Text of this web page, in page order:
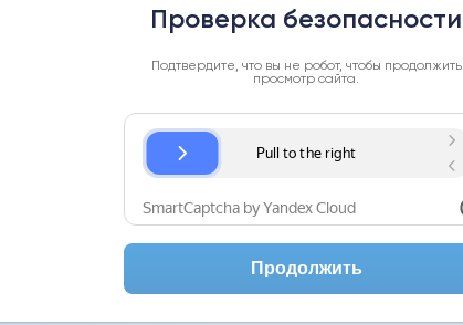
Проверка безопасности
Подтвердите, что вы не робот, чтобы продолжить
просмотр сайта.
Продолжить